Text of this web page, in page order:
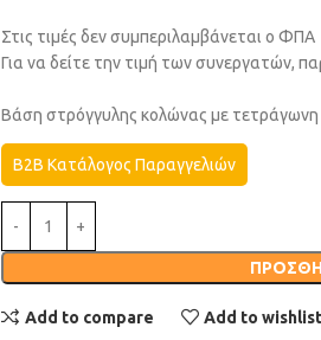
Στις τιμές δεν συμπεριλαμβάνεται ο ΦΠΑ
Για να δείτε την τιμή των συνεργατών,
Βάση στρόγγυλης κολώνας με
B2B Κατάλογος Παραγγελιών
Add to compare Add to